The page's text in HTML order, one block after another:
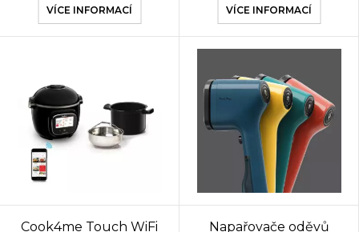
VÍCE INFORMACÍ VÍCE INFORMACÍ
Cook4me Touch WiFi
Napařovače oděvů